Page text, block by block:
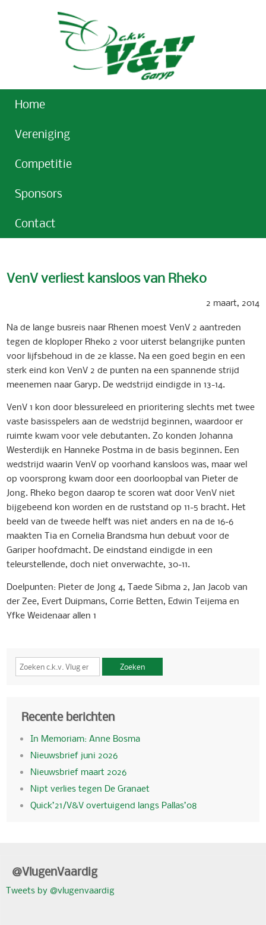
Home
Vereniging
Competitie
Sponsors
Contact
VenV verliest kansloos van Rheko
2 maart, 2014
Na de lange busreis naar Rhenen moest VenV 2 aantreden
tegen de kloploper Rheko 2 voor uiterst belangrijke punten
voor lijfsbehoud in de 2e klasse. Na een goed begin en een
sterk eind kon VenV 2 de punten na een spannende strijd
meenemen naar Garyp. De wedstrijd eindigde in 13-14.
VenV 1 kon door blessureleed en prioritering slechts met twee
vaste basisspelers aan de wedstrijd beginnen, waardoor er
ruimte kwam voor vele debutanten. Zo konden Johanna
Westerdijk en Hanneke Postma in de basis beginnen. Een
wedstrijd waarin VenV op voorhand kansloos was, maar wel
op voorsprong kwam door een doorloopbal van Pieter de
Jong. Rheko begon daarop te scoren wat door VenV niet
bijgebeend kon worden en de ruststand op 11-5 bracht. Het
beeld van de tweede helft was niet anders en na de 16-6
maakten Tia en Cornelia Brandsma hun debuut voor de
Gariper hoofdmacht. De eindstand eindigde in een
teleurstellende, doch niet onverwachte, 30-11.
Doelpunten: Pieter de Jong 4, Taede Sibma 2, Jan Jacob van
der Zee, Evert Duipmans, Corrie Betten, Edwin Teijema en
Yfke Weidenaar allen 1
Zoeken
Recente berichten
In Memoriam: Anne Bosma
Nieuwsbrief juni 2026
Nieuwsbrief maart 2026
Nipt verlies tegen De Granaet
Quick’21/V&V overtuigend langs Pallas’08
@VlugenVaardig
Tweets by @vlugenvaardig